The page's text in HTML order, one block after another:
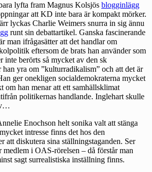
lyfta fram Magnus Kolsjös blogginlägg
att KD inte bara är kompakt mörker.
lyckas Charlie Weimers snurra in sig ännu
runt sin debattartikel. Ganska fascinerande
man ifrågasätter att det handlar om
eftersom de brats han använder som
inte berörts så mycket av den sk
han yra om ”kulturradikalism” och att det är
ger onekligen socialdemokraterna mycket
om han menar att ett samhällsklimat
politikernas handlande. Inglehart skulle
Enochson helt sonika valt att stänga
intresse finns det hos den
att diskutera sina ställningstaganden. Ser
medlem i OAS-rörelsen – då förstår man
sagt surrealistiska inställning finns.